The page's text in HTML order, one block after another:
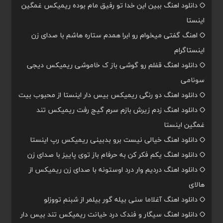
دانلود اهنگ ببین این خدا تو رفیق مام بوده ریمیکس غمگین
اینستا
اهنگ گفتی میخوام رو ابرا همدم ستاره هاشم با صدای زن
اینستاگرام
دانلود اهنگ قفلم رو گوشی باز ک خاموشی ریمیکس دیجی
سونامی
دانلود اهنگ دو رنگی ریمیکس بیس دار اینستا از محبوب بیت
دانلود اهنگ زدم زیرش بازم سرم گیج رفت ریمیکس تند
غمگین اینستا
دانلود اهنگ خیالی نیست برو بدبینی ریمیکس رپ اینستا
دانلود اهنگ یکم فکر کن به حرفام باز توی پاییز با صدای زن
دانلود اهنگ دردیم وار درد اوستونه با صدای زن ریمیکس از
هالای
دانلود اهنگ آغلاما سنی بیله گور بیلمر از شبنم تووزلو
دانلود اهنگ سیگار و فندک درد خیانت ریمیکس تند بیس دار